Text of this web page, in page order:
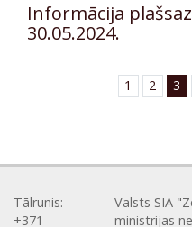
Informācija
30.05.2024.
1 2 3
Tālrunis:
+371
Valsts SIA
ministrijas